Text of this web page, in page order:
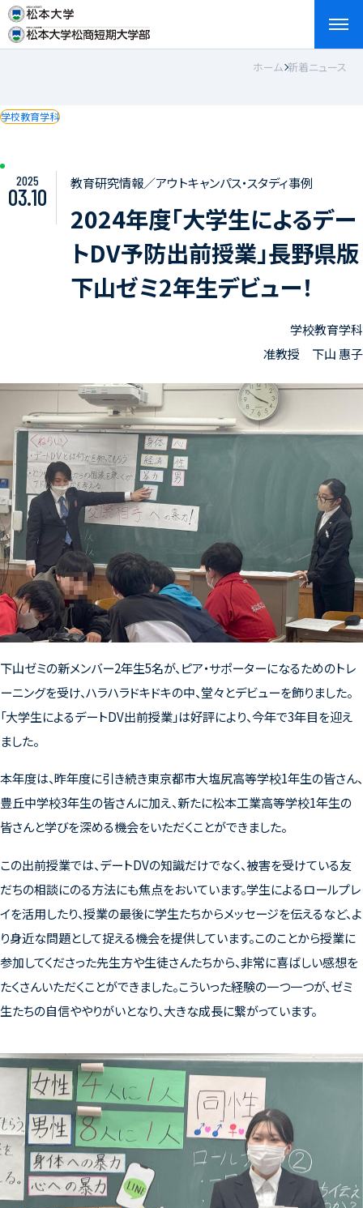
English
ホーム 新着ニュース
学校教育学科
2025
03.10
教育研究情報／アウトキャンパス・スタディ事例
2024年度「大学生によるデー
トDV予防出前授業」長野県版
下山ゼミ2年生デビュー！
学校教育学科
准教授 下山 惠子
下山ゼミの新メンバー2年生5名が、ピア・サポーターになるためのトレ
ーニングを受け、ハラハラドキドキの中、堂々とデビューを飾りました。
「大学生によるデートDV出前授業」は好評により、今年で3年目を迎え
ました。
本年度は、昨年度に引き続き東京都市大塩尻高等学校1年生の皆さん、
豊丘中学校3年生の皆さんに加え、新たに松本工業高等学校1年生の
皆さんと学びを深める機会をいただくことができました。
この出前授業では、デートDVの知識だけでなく、被害を受けている友
だちの相談にのる方法にも焦点をおいています。学生によるロールプレ
イを活用したり、授業の最後に学生たちからメッセージを伝えるなど、よ
り身近な問題として捉える機会を提供しています。このことから授業に
参加してくださった先生方や生徒さんたちから、非常に喜ばしい感想を
たくさんいただくことができました。こういった経験の一つ一つが、ゼミ
生たちの自信ややりがいとなり、大きな成長に繋がっています。